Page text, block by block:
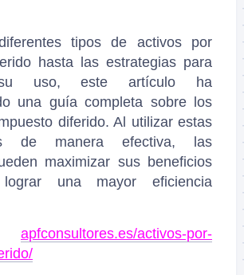
tipos de activos por
hasta las estrategias para
su uso, este artículo ha
una guía completa sobre los
diferido. Al utilizar estas
de manera efectiva, las
maximizar sus beneficios
una mayor eficiencia
apfconsultores.es/activos-por-